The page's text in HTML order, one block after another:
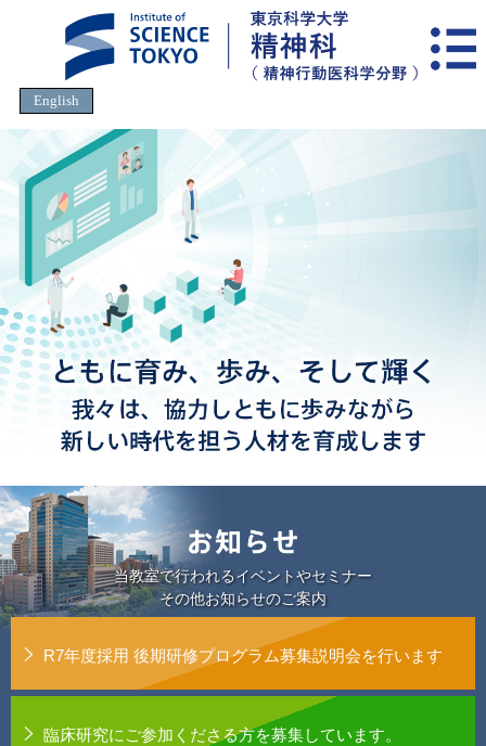
English
当教室で行われるイベントやセミナー
その他お知らせのご案内
R7年度採用 後期研修プログラム募集説明会を行います
臨床研究にご参加くださる方を募集しています。